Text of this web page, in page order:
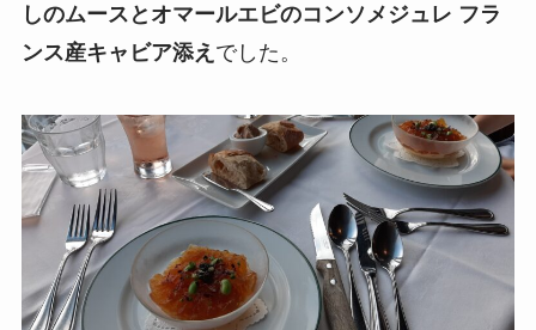
しのムースとオマールエビのコンソメジュレ フラ
ンス産キャビア添え でした。